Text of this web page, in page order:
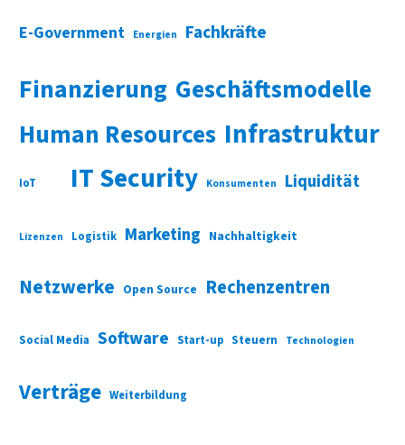
E-Government Energien Fachkräfte
Finanzierung Geschäftsmodelle
Human Resources Infrastruktur
IoT IT Security Konsumenten Liquidität
Lizenzen Logistik Marketing Nachhaltigkeit
Netzwerke Open Source Rechenzentren
Social Media Software Start-up Steuern Technologien
Verträge Weiterbildung